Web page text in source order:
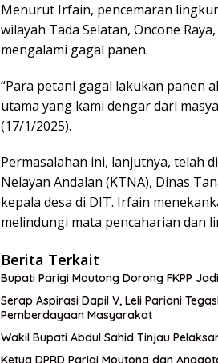
Menurut Irfain, pencemaran
wilayah Tada Selatan, Oncone
mengalami gagal panen.
“Para petani gagal lakukan panen
utama yang kami dengar dari
(17/1/2025).
Permasalahan ini, lanjutnya, telah
Nelayan Andalan (KTNA), Dinas
kepala desa di DIT. Irfain
melindungi mata pencaharian dan
Berita Terkait
Bupati Parigi Moutong Dorong FKPP
Serap Aspirasi Dapil V, Leli Pariani
Pemberdayaan Masyarakat
Wakil Bupati Abdul Sahid Tinjau
Ketua DPRD Parigi Moutong dan